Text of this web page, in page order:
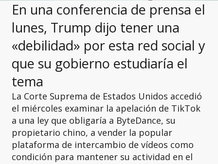
En una conferencia de prensa el
lunes, Trump dijo tener una
«debilidad» por esta red social y
que su gobierno estudiaría el
tema
La Corte Suprema de Estados Unidos accedió
el miércoles examinar la apelación de TikTok
a una ley que obligaría a ByteDance, su
propietario chino, a vender la popular
plataforma de intercambio de vídeos como
condición para mantener su actividad en el